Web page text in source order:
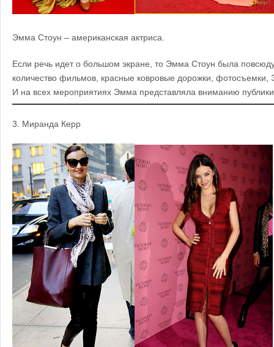
Эмма Стоун – американская актриса.
Если речь идет о большом экране, то Эмма Стоун была
количество фильмов, красные ковровые дорожки, фотосъемки,
И на всех мероприятиях Эмма представляла вниманию
3. Миранда Керр